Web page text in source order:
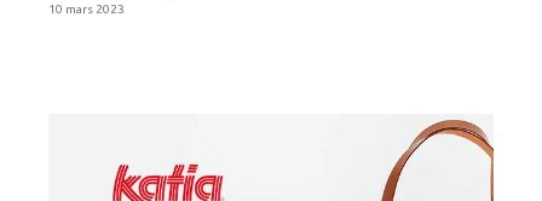
10 mars 2023